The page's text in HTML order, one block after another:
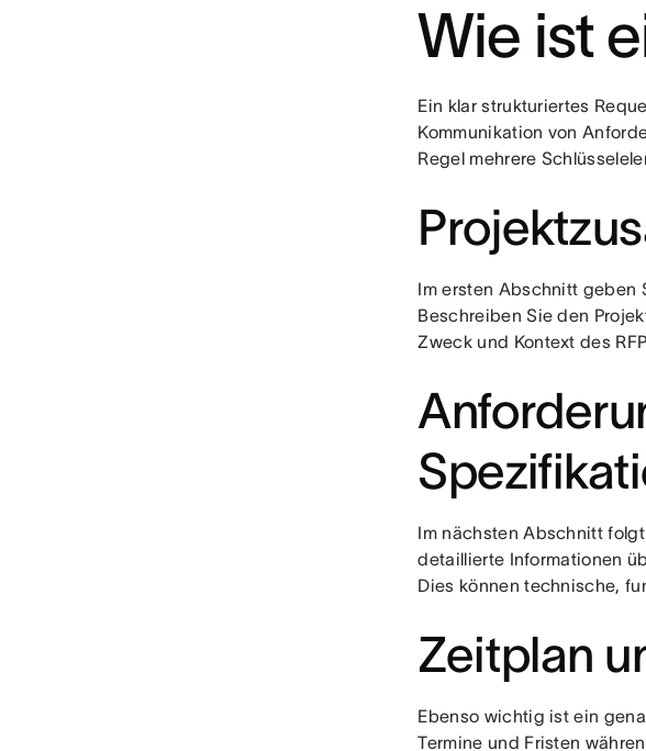
Wie ist
Ein klar strukturiertes
Kommunikation von
Regel mehrere
Im ersten Abschnitt geben
Beschreiben Sie den
Zweck und Kontext des
Im nächsten Abschnitt
detaillierte Informationen
Dies können technische,
Zeitplan
Ebenso wichtig ist ein
Termine und Fristen